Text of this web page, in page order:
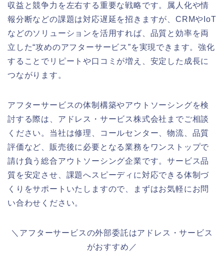
収益と競争力を左右する重要な戦略です。属人化や情
報分断などの課題は対応遅延を招きますが、CRMやIoT
などのソリューションを活用すれば、品質と効率を両
立した“攻めのアフターサービス”を実現できます。強化
することでリピートや口コミが増え、安定した成長に
つながります。
アフターサービスの体制構築やアウトソーシングを検
討する際は、アドレス・サービス株式会社までご相談
ください。当社は修理、コールセンター、物流、品質
評価など、販売後に必要となる業務をワンストップで
請け負う総合アウトソーシング企業です。サービス品
質を安定させ、課題へスピーディに対応できる体制づ
くりをサポートいたしますので、まずはお気軽にお問
い合わせください。
＼アフターサービスの外部委託はアドレス・サービス
がおすすめ／